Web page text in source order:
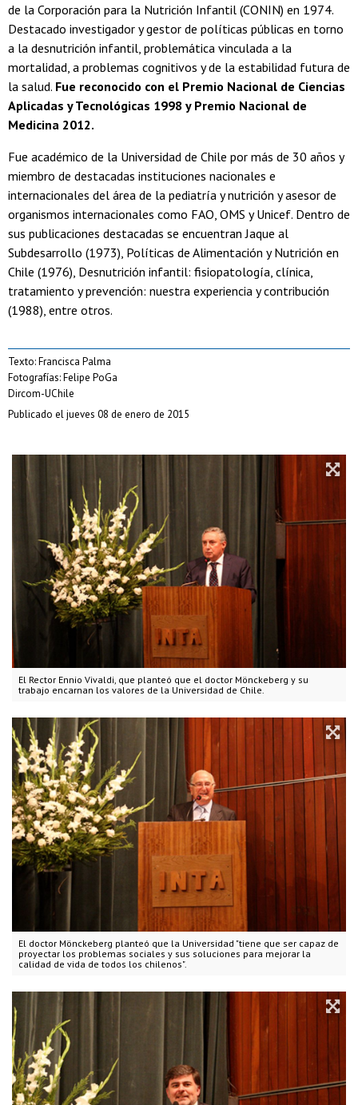
El Rector Ennio Vivaldi, que planteó que el doctor Mönckeberg y su
trabajo encarnan los valores de la Universidad de Chile.
El doctor Mönckeberg planteó que la Universidad "tiene que ser capaz de
proyectar los problemas sociales y sus soluciones para mejorar la
calidad de vida de todos los chilenos".
de la Corporación para la Nutrición Infantil (CONIN) en 1974.
Destacado investigador y gestor de políticas públicas en torno
a la desnutrición infantil, problemática vinculada a la
mortalidad, a problemas cognitivos y de la estabilidad futura de
la salud. Fue reconocido con el Premio Nacional de Ciencias
Aplicadas y Tecnológicas 1998 y Premio Nacional de
Medicina 2012.
Fue académico de la Universidad de Chile por más de 30 años y
miembro de destacadas instituciones nacionales e
internacionales del área de la pediatría y nutrición y asesor de
organismos internacionales como FAO, OMS y Unicef. Dentro de
sus publicaciones destacadas se encuentran Jaque al
Subdesarrollo (1973), Políticas de Alimentación y Nutrición en
Chile (1976), Desnutrición infantil: fisiopatología, clínica,
tratamiento y prevención: nuestra experiencia y contribución
(1988), entre otros.
Texto: Francisca Palma
Fotografías: Felipe PoGa
Dircom-UChile
Publicado el jueves 08 de enero de 2015